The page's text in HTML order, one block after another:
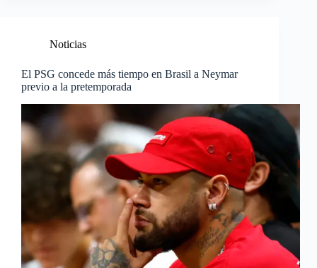
Noticias
El PSG concede más tiempo en Brasil a Neymar
previo a la pretemporada